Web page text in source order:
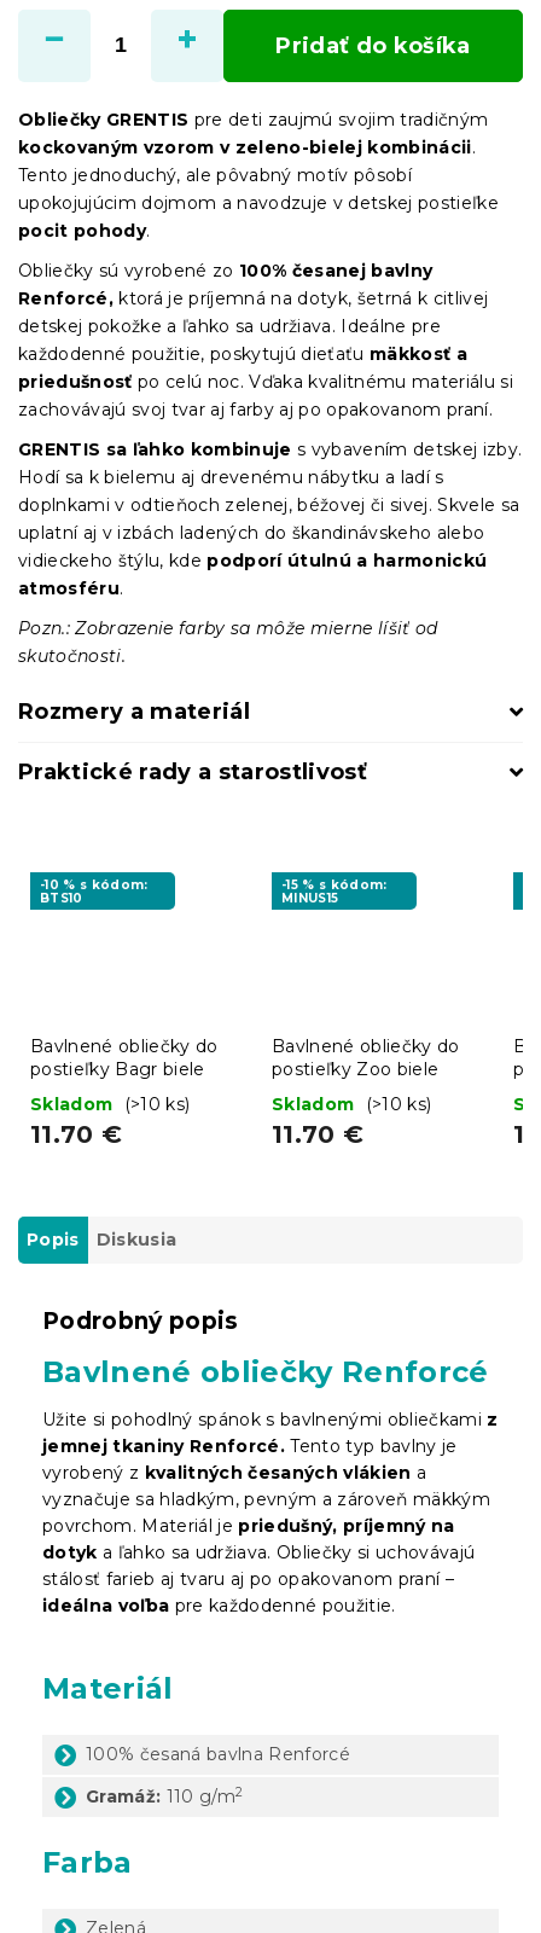
cena:
Pridať do košíka
Obliečky GRENTIS pre deti zaujmú svojim tradičným
kockovaným vzorom v zeleno-bielej kombinácii.
Tento jednoduchý, ale pôvabný motív pôsobí
upokojujúcim dojmom a navodzuje v detskej postieľke
pocit pohody.
Obliečky sú vyrobené zo 100% česanej bavlny
Renforcé, ktorá je príjemná na dotyk, šetrná k citlivej
detskej pokožke a ľahko sa udržiava. Ideálne pre
každodenné použitie, poskytujú dieťaťu mäkkosť a
priedušnosť po celú noc. Vďaka kvalitnému materiálu si
zachovávajú svoj tvar aj farby aj po opakovanom praní.
GRENTIS sa ľahko kombinuje s vybavením detskej izby.
Hodí sa k bielemu aj drevenému nábytku a ladí s
doplnkami v odtieňoch zelenej, béžovej či sivej. Skvele sa
uplatní aj v izbách ladených do škandinávskeho alebo
vidieckeho štýlu, kde podporí útulnú a harmonickú
atmosféru.
Pozn.: Zobrazenie farby sa môže mierne líšiť od
skutočnosti.
Rozmery a materiál
Praktické rady a starostlivosť
-10 % s kódom:
BTS10
Bavlnené obliečky do
postieľky Bagr biele
Skladom
(>10 ks)
11.70 €
-15 % s kódom:
MINUS15
Bavlnené obliečky do
postieľky Zoo biele
Skladom
(>10 ks)
11.70 €
Popis Diskusia
Podrobný popis
Bavlnené obliečky Renforcé
Užite si pohodlný spánok s bavlnenými obliečkami z
jemnej tkaniny Renforcé. Tento typ bavlny je
vyrobený z kvalitných česaných vlákien a
vyznačuje sa hladkým, pevným a zároveň mäkkým
povrchom. Materiál je priedušný, príjemný na
dotyk a ľahko sa udržiava. Obliečky si uchovávajú
stálosť farieb aj tvaru aj po opakovanom praní –
ideálna voľba pre každodenné použitie.
Materiál
100% česaná bavlna Renforcé
Gramáž: 110 g/m2
Farba
Zelená